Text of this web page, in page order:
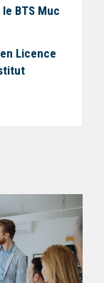
BTS Muc
Licence